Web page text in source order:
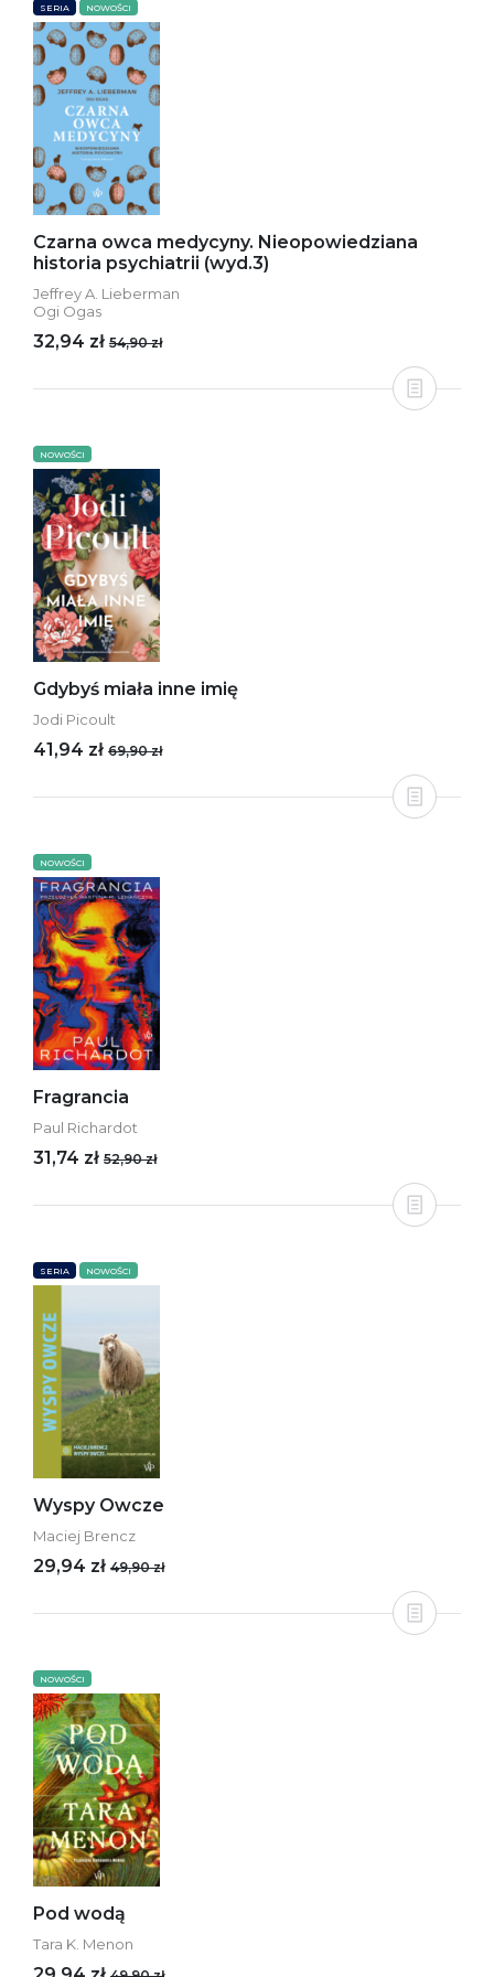
SERIA NOWOŚCI
Czarna owca medycyny. Nieopowiedziana
historia psychiatrii (wyd.3)
Jeffrey A. Lieberman
Ogi Ogas
32,94 zł 54,90 zł
NOWOŚCI
Gdybyś miała inne imię
Jodi Picoult
41,94 zł 69,90 zł
NOWOŚCI
Fragrancia
Paul Richardot
31,74 zł 52,90 zł
SERIA NOWOŚCI
Wyspy Owcze
Maciej Brencz
29,94 zł 49,90 zł
NOWOŚCI
Pod wodą
Tara K. Menon